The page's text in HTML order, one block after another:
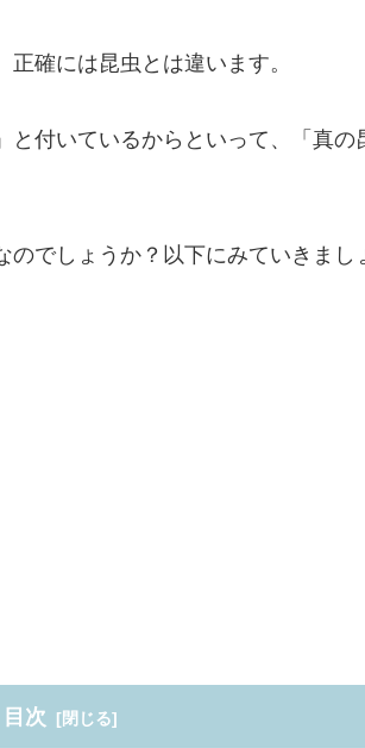
確には昆虫とは違います。
付いているからといって、「真の
でしょうか？以下にみていきまし
目次